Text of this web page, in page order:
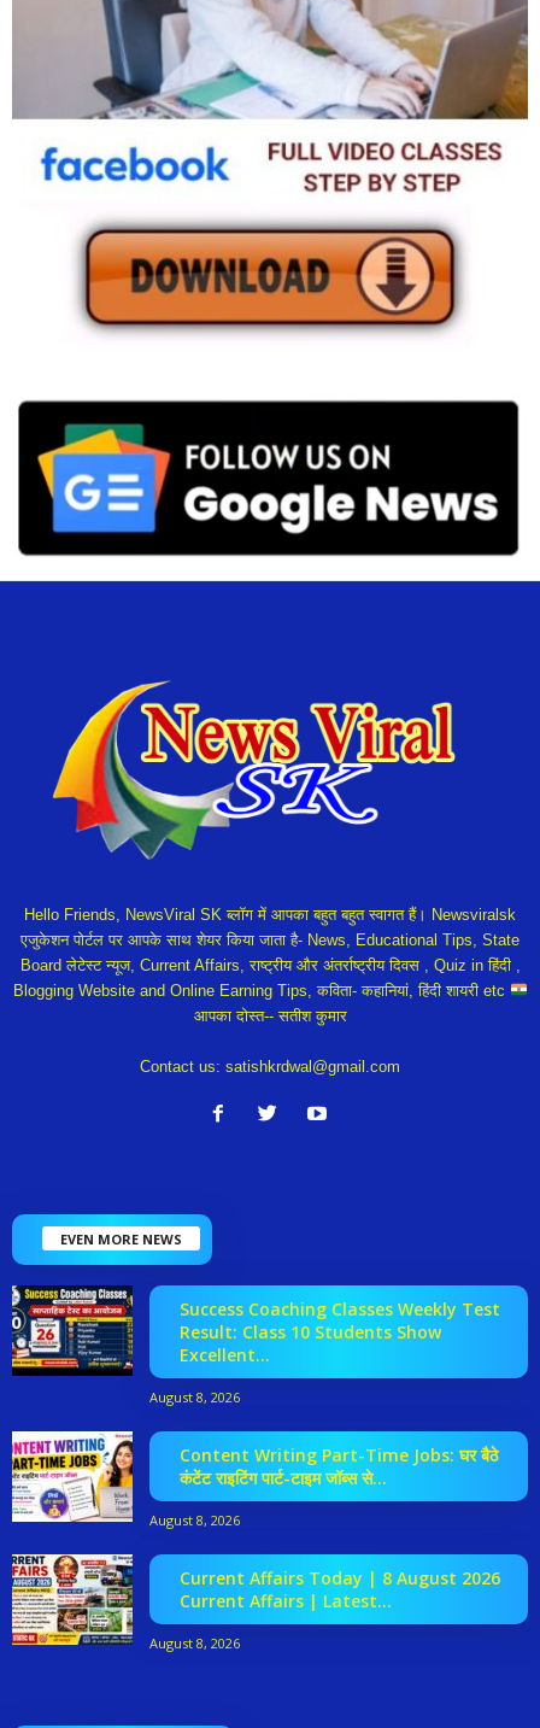
Hello Friends, NewsViral SK ब्लॉग में आपका बहुत बहुत स्वागत हैं। Newsviralsk
एजुकेशन पोर्टल पर आपके साथ शेयर किया जाता है- News, Educational Tips, State
Board लेटेस्ट न्यूज, Current Affairs, राष्ट्रीय और अंतर्राष्ट्रीय दिवस , Quiz in हिंदी ,
Blogging Website and Online Earning Tips, कविता- कहानियां, हिंदी शायरी etc
आपका दोस्त-- सतीश कुमार
Contact us: satishkrdwal@gmail.com
EVEN MORE NEWS
Success Coaching Classes Weekly Test
Result: Class 10 Students Show
Excellent...
August 8, 2026
Content Writing Part-Time Jobs: घर बैठे
कंटेंट राइटिंग पार्ट-टाइम जॉब्स से...
August 8, 2026
Current Affairs Today | 8 August 2026
Current Affairs | Latest...
August 8, 2026